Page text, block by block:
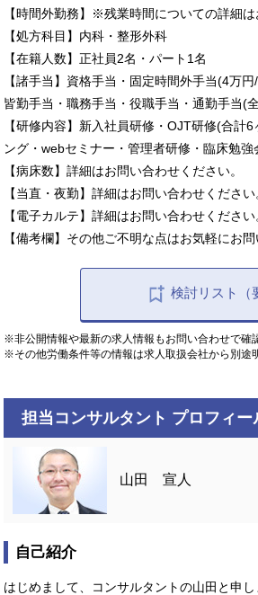
【時間外勤務】※残業時間についての詳細
【処方科目】内科・整形外科
【在籍人数】正社員2名・パート1名
【諸手当】資格手当・固定時間外手当(4万
皆勤手当・職務手当・役職手当・通勤手当(
【研修内容】新入社員研修・OJT研修(合
ング・webセミナー・管理者研修・臨床勉強
【病床数】詳細はお問い合わせください。
【当直・夜勤】詳細はお問い合わせください
【電子カルテ】詳細はお問い合わせください
【備考欄】その他ご不明な点はお気軽にお
検討リスト（
※非公開情報や最新の求人情報もお問い合わせで確
※その他労働条件等の情報は求人取扱会社から別途
担当コンサルタント プロフィー
山田 宣人
自己紹介
はじめまして、コンサルタントの山田と申し